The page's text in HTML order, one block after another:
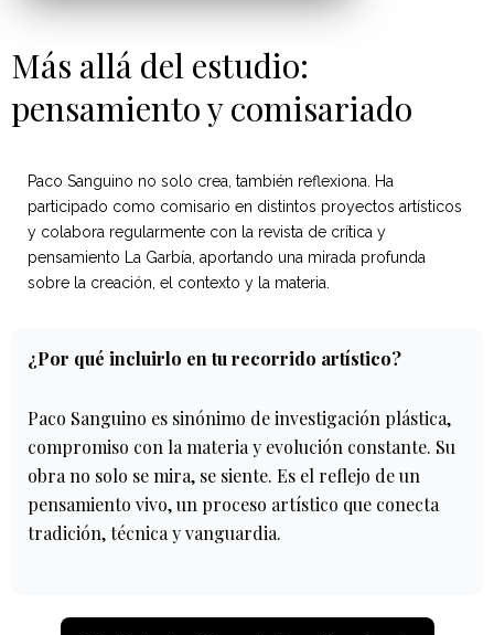
Más allá del estudio:
pensamiento y comisariado
Paco Sanguino no solo crea, también reflexiona. Ha
participado como comisario en distintos proyectos artísticos
y colabora regularmente con la revista de crítica y
pensamiento La Garbía, aportando una mirada profunda
sobre la creación, el contexto y la materia.
¿Por qué incluirlo en tu recorrido artístico?
Paco Sanguino es sinónimo de investigación plástica,
compromiso con la materia y evolución constante. Su
obra no solo se mira, se siente. Es el reflejo de un
pensamiento vivo, un proceso artístico que conecta
tradición, técnica y vanguardia.